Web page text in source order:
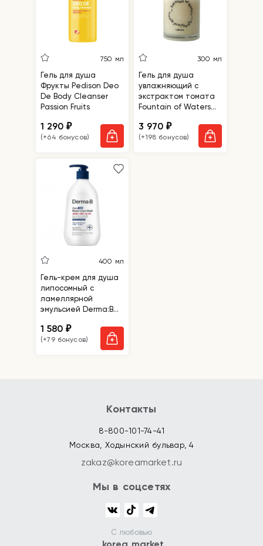
750 мл
Гель для душа
Фрукты Pedison Deo
De Body Cleanser
Passion Fruits
1 290₽
(+64 бонусов)
300 мл
Гель для душа
увлажняющий с
экстрактом томата
Fountain of Waters
Wash
3 970₽
(+198 бонусов)
400 мл
Гель-крем для душа
липосомный с
ламеллярной
эмульсией Derma:B
Cream Wash
1 580₽
(+79 бонусов)
Контакты
8-800-101-74-41
Москва, Ходынский бульвар, 4
zakaz@koreamarket.ru
Мы в соцсетях
С любовью